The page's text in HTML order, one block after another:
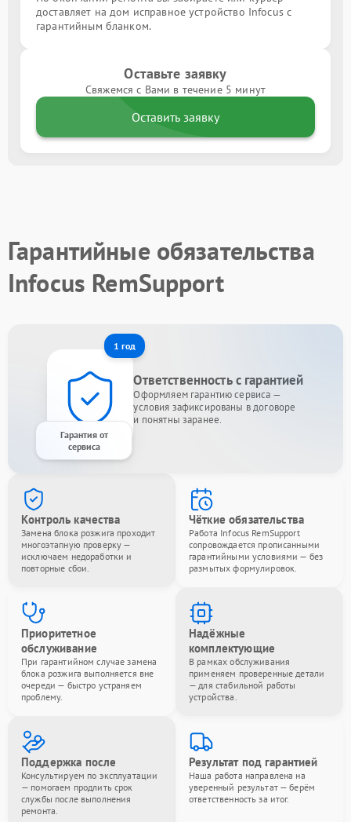
доставляет на дом исправное устройство Infocus с
гарантийным бланком.
Оставьте заявку
Свяжемся с Вами в течение 5 минут
Оставить заявку
Гарантийные обязательства
Infocus RemSupport
1 год
Гарантия от
сервиса
Ответственность с гарантией
Оформляем гарантию сервиса —
условия зафиксированы в договоре
и понятны заранее.
Контроль качества
Замена блока розжига проходит
многоэтапную проверку —
исключаем недоработки и
повторные сбои.
Чёткие обязательства
Работа Infocus RemSupport
сопровождается прописанными
гарантийными условиями — без
размытых формулировок.
Приоритетное
обслуживание
При гарантийном случае замена
блока розжига выполняется вне
очереди — быстро устраняем
проблему.
Надёжные
комплектующие
В рамках обслуживания
применяем проверенные детали
— для стабильной работы
устройства.
Поддержка после
Консультируем по эксплуатации
— помогаем продлить срок
службы после выполнения
ремонта.
Результат под гарантией
Наша работа направлена на
уверенный результат — берём
ответственность за итог.